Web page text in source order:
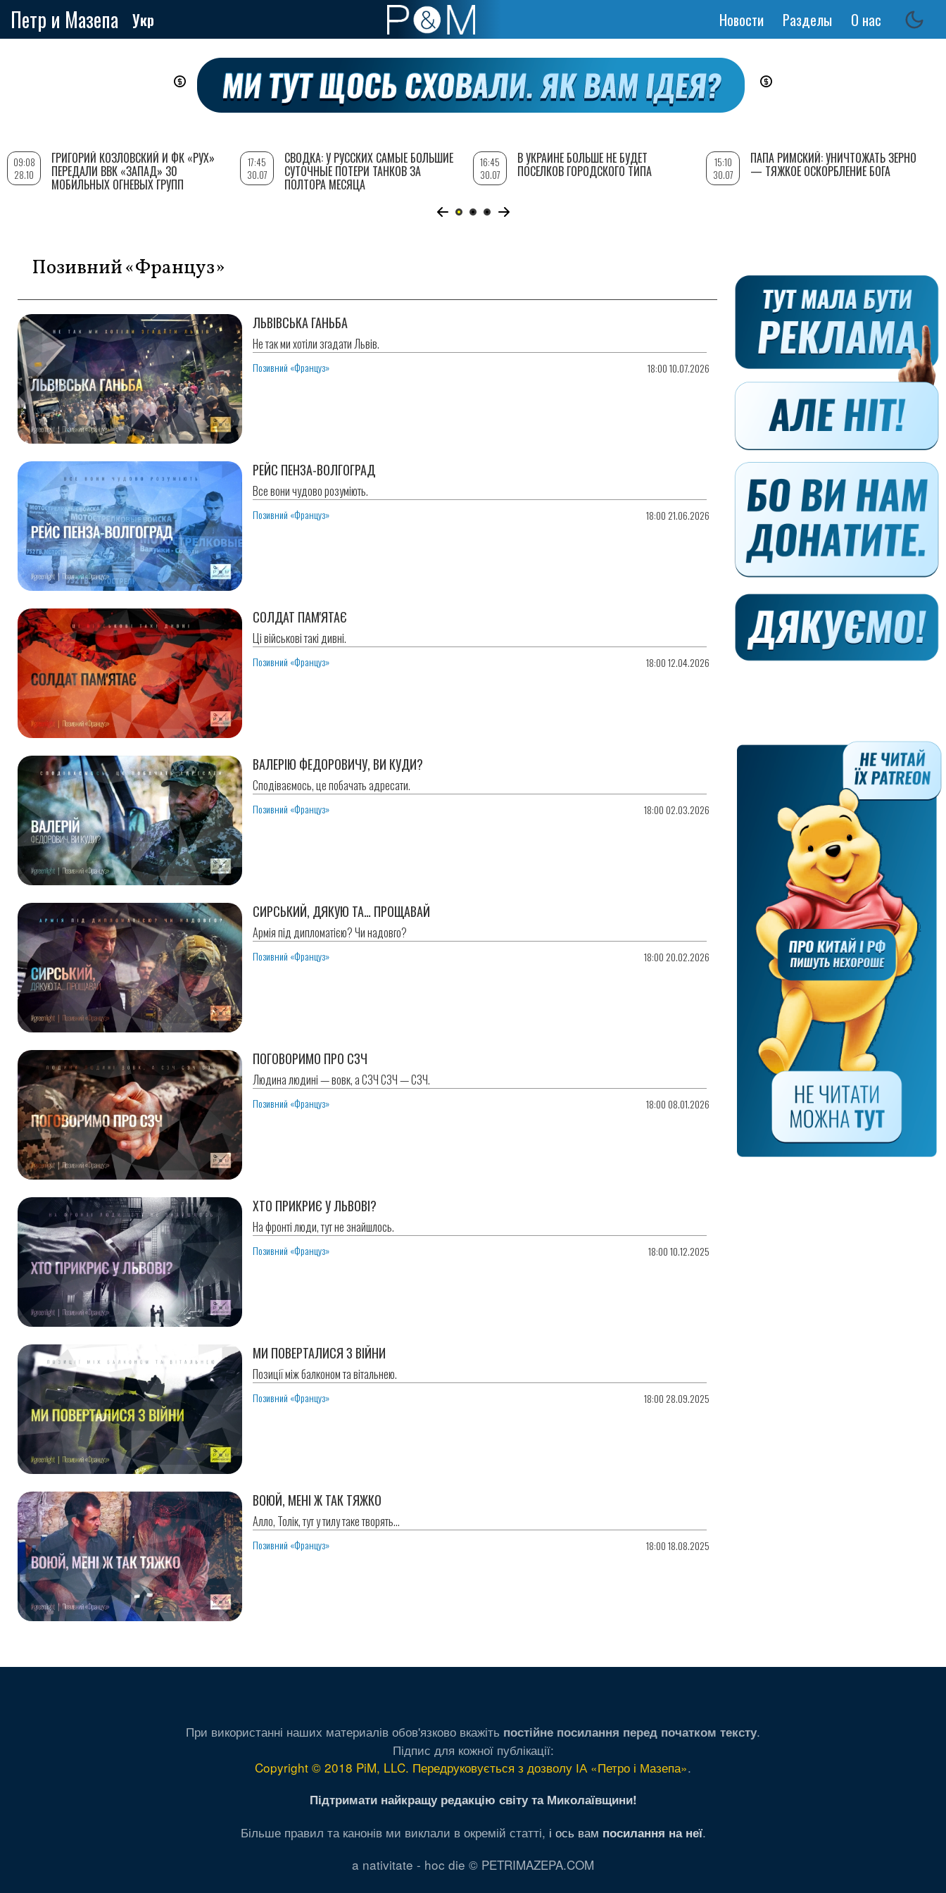
Петр и Мазепа Укр
Основная
Новости Разделы О нас
Позивний «Француз»
ЛЬВІВСЬКА ГАНЬБА
Не так ми хотіли згадати Львів.
Позивний «Француз» 18:00 10.07.2026
РЕЙС ПЕНЗА-ВОЛГОГРАД
Все вони чудово розуміють.
Позивний «Француз» 18:00 21.06.2026
СОЛДАТ ПАМ'ЯТАЄ
Ці військові такі дивні.
Позивний «Француз» 18:00 12.04.2026
ВАЛЕРІЮ ФЕДОРОВИЧУ, ВИ КУДИ?
Сподіваємось, це побачать адресати.
Позивний «Француз» 18:00 02.03.2026
СИРСЬКИЙ, ДЯКУЮ ТА… ПРОЩАВАЙ
Армія під дипломатією? Чи надовго?
Позивний «Француз» 18:00 20.02.2026
ПОГОВОРИМО ПРО СЗЧ
Людина людині — вовк, а СЗЧ СЗЧ — СЗЧ.
Позивний «Француз» 18:00 08.01.2026
ХТО ПРИКРИЄ У ЛЬВОВІ?
На фронті люди, тут не знайшлось.
Позивний «Француз» 18:00 10.12.2025
МИ ПОВЕРТАЛИСЯ З ВІЙНИ
Позиції між балконом та вітальнею.
Позивний «Француз» 18:00 28.09.2025
ВОЮЙ, МЕНІ Ж ТАК ТЯЖКО
Алло, Толік, тут у тилу таке творять…
Позивний «Француз» 18:00 18.08.2025
09:08
28.10
ГРИГОРИЙ КОЗЛОВСКИЙ И ФК «РУХ»
ПЕРЕДАЛИ ВВК «ЗАПАД» 30
МОБИЛЬНЫХ ОГНЕВЫХ ГРУПП
17:45
30.07
СВОДКА: У РУССКИХ САМЫЕ БОЛЬШИЕ
СУТОЧНЫЕ ПОТЕРИ ТАНКОВ ЗА
ПОЛТОРА МЕСЯЦА
16:45
30.07
В УКРАИНЕ БОЛЬШЕ НЕ БУДЕТ
ПОСЕЛКОВ ГОРОДСКОГО ТИПА
15:10
30.07
ПАПА РИМСКИЙ: УНИЧТОЖАТЬ ЗЕРНО
— ТЯЖКОЕ ОСКОРБЛЕНИЕ БОГА
При використанні наших материалів обов'язково вкажіть постійне посилання перед початком тексту.
Підпис для кожної публікації:
Copyright © 2018 PiM, LLC. Передруковується з дозволу ІА «Петро і Мазепа».
Підтримати найкращу редакцію світу та Миколаївщини!
Більше правил та канонів ми виклали в окремій статті, і ось вам посилання на неї.
a nativitate - hoc die © PETRIMAZEPA.COM